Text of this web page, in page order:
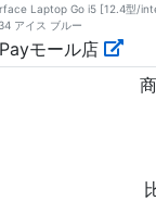
Laptop Go i5 [12.4型/
アイス ブルー
モール店